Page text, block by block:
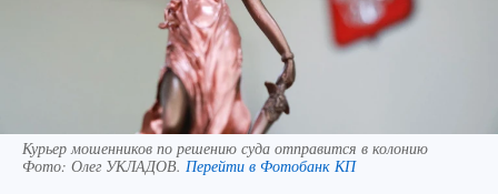
Курьер мошенников по решению суда отправится в колонию
Фото: Олег УКЛАДОВ. Перейти в Фотобанк КП